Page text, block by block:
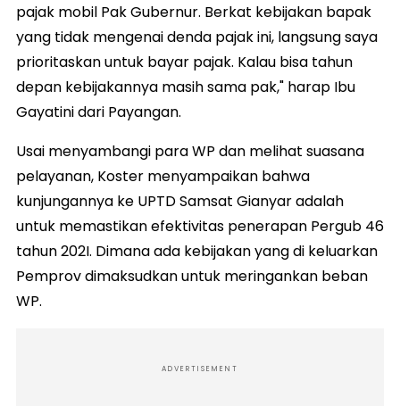
pajak mobil Pak Gubernur. Berkat kebijakan bapak
yang tidak mengenai denda pajak ini, langsung saya
prioritaskan untuk bayar pajak. Kalau bisa tahun
depan kebijakannya masih sama pak," harap Ibu
Gayatini dari Payangan.
Usai menyambangi para WP dan melihat suasana
pelayanan, Koster menyampaikan bahwa
kunjungannya ke UPTD Samsat Gianyar adalah
untuk memastikan efektivitas penerapan Pergub 46
tahun 202I. Dimana ada kebijakan yang di keluarkan
Pemprov dimaksudkan untuk meringankan beban
WP.
ADVERTISEMENT